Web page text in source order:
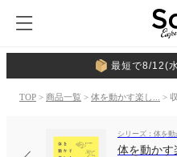
最短で8/12(
TOP > 商品一覧 > 体を動かす楽し... >
シリーズ：体を
体を動かす